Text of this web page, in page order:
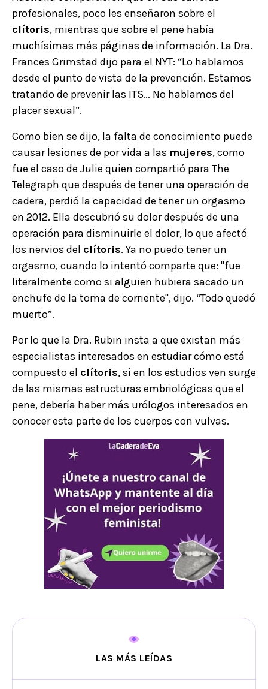
profesionales, poco les enseñaron sobre el
clítoris, mientras que sobre el pene había
muchísimas más páginas de información. La Dra.
Frances Grimstad dijo para el NYT: “Lo hablamos
desde el punto de vista de la prevención. Estamos
tratando de prevenir las ITS… No hablamos del
placer sexual”.
Como bien se dijo, la falta de conocimiento puede
causar lesiones de por vida a las mujeres, como
fue el caso de Julie quien compartió para The
Telegraph que después de tener una operación de
cadera, perdió la capacidad de tener un orgasmo
en 2012. Ella descubrió su dolor después de una
operación para disminuirle el dolor, lo que afectó
los nervios del clítoris. Ya no puedo tener un
orgasmo, cuando lo intentó comparte que: "fue
literalmente como si alguien hubiera sacado un
enchufe de la toma de corriente", dijo. “Todo quedó
muerto”.
Por lo que la Dra. Rubin insta a que existan más
especialistas interesados en estudiar cómo está
compuesto el clítoris, si en los estudios ven surge
de las mismas estructuras embriológicas que el
pene, debería haber más urólogos interesados en
conocer esta parte de los cuerpos con vulvas.
LAS MÁS LEÍDAS